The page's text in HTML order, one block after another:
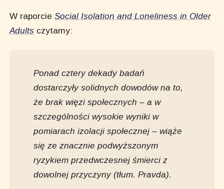
W raporcieSocial Isolation and Loneliness in Older
Adults czytamy:
Ponad cztery dekady badań
dostarczyły solidnych dowodów na to,
że brak więzi społecznych – a w
szczególności wysokie wyniki w
pomiarach izolacji społecznej – wiąże
się ze znacznie podwyższonym
ryzykiem przedwczesnej śmierci z
dowolnej przyczyny (tłum. Pravda).